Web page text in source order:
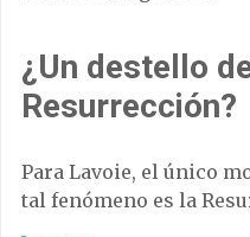
¿Un destello
Resurrección?
Para Lavoie, el único
tal fenómeno es la